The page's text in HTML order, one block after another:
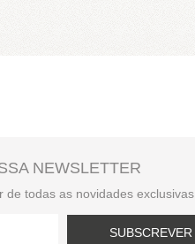
NEWSLETTER
todas as novidades exclusivas
SUBSCREVER